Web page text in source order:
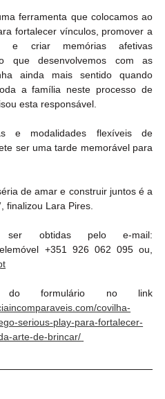
ferramenta que colocamos ao
fortalecer vínculos, promover a
e criar memórias afetivas
que desenvolvemos com as
ainda mais sentido quando
a família neste processo de
esta responsável.
e modalidades flexíveis de
ser uma tarde memorável para
de amar e construir juntos é a
finalizou Lara Pires.
+351 926 062 095 ou,
do formulário no link
covilha-
serious-play-para-fortalecer-
arte-de-brincar/